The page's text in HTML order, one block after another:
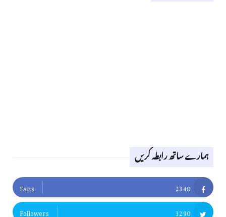
ہمارے ساتھ رابطہ کریں
2340
Fans
3290
Followers